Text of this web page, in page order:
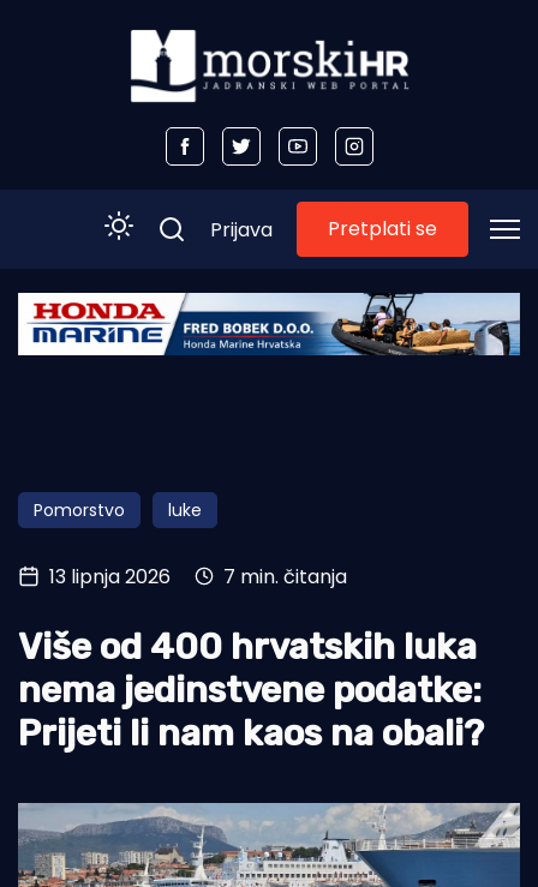
Početna
Obala
Otoci
Turizam i nautika
Pomorstvo
Ribolov
Ekologija
Prijava Pretplati se
Pomorstvo luke
13 lipnja 2026 7 min. čitanja
Više od 400 hrvatskih luka
nema jedinstvene podatke:
Prijeti li nam kaos na obali?